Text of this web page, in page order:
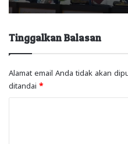
Tinggalkan Balasan
Alamat email Anda tidak akan
ditandai *